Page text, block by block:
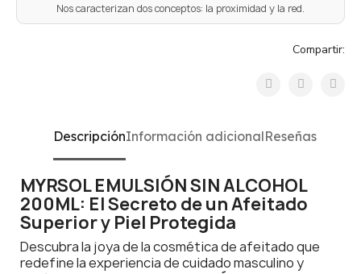
Nos caracterizan dos conceptos: la proximidad y la red.
Compartir:
DescripciónInformación adicionalReseñas
MYRSOL EMULSIÓN SIN ALCOHOL
200ML: El Secreto de un Afeitado
Superior y Piel Protegida
Descubra la joya de la cosmética de afeitado que
redefine la experiencia de cuidado masculino y